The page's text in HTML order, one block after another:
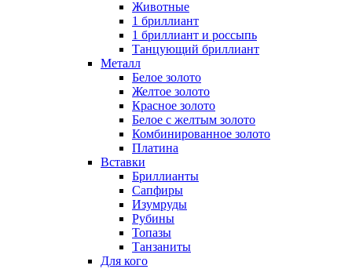
Животные
1 бриллиант
1 бриллиант и россыпь
Танцующий бриллиант
Металл
Белое золото
Желтое золото
Красное золото
Белое с желтым золото
Комбинированное золото
Платина
Вставки
Бриллианты
Сапфиры
Изумруды
Рубины
Топазы
Танзаниты
Для кого